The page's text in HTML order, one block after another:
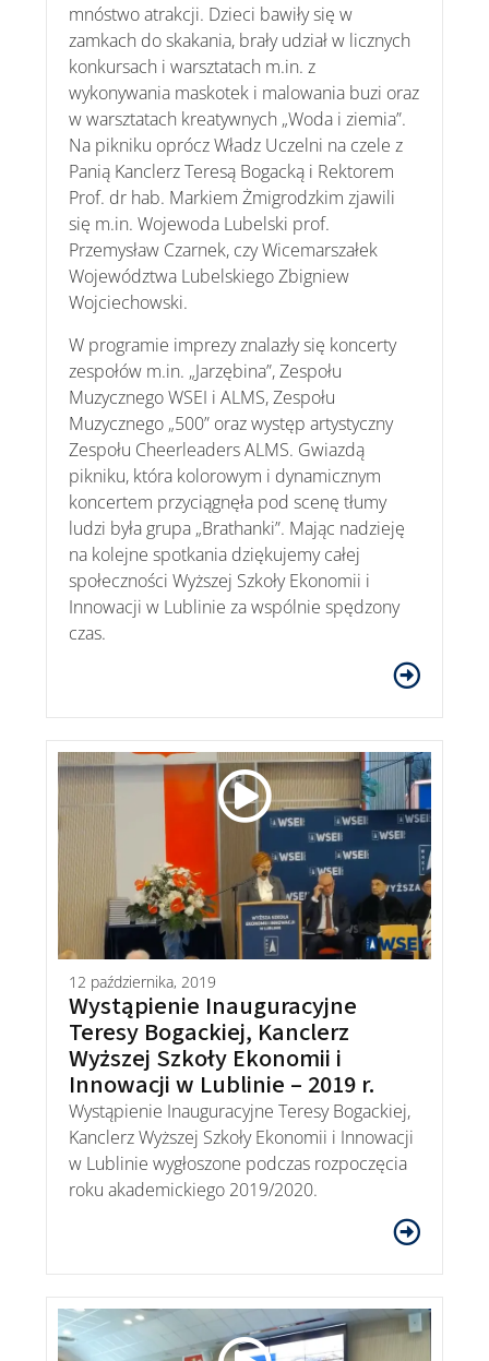
mnóstwo atrakcji. Dzieci bawiły się w
zamkach do skakania, brały udział w licznych
konkursach i warsztatach m.in. z
wykonywania maskotek i malowania buzi oraz
w warsztatach kreatywnych „Woda i ziemia”.
Na pikniku oprócz Władz Uczelni na czele z
Panią Kanclerz Teresą Bogacką i Rektorem
Prof. dr hab. Markiem Żmigrodzkim zjawili
się m.in. Wojewoda Lubelski prof.
Przemysław Czarnek, czy Wicemarszałek
Województwa Lubelskiego Zbigniew
Wojciechowski.
W programie imprezy znalazły się koncerty
zespołów m.in. „Jarzębina”, Zespołu
Muzycznego WSEI i ALMS, Zespołu
Muzycznego „500” oraz występ artystyczny
Zespołu Cheerleaders ALMS. Gwiazdą
pikniku, która kolorowym i dynamicznym
koncertem przyciągnęła pod scenę tłumy
ludzi była grupa „Brathanki”. Mając nadzieję
na kolejne spotkania dziękujemy całej
społeczności Wyższej Szkoły Ekonomii i
Innowacji w Lublinie za wspólnie spędzony
czas.
12 października, 2019
Wystąpienie Inauguracyjne
Teresy Bogackiej, Kanclerz
Wyższej Szkoły Ekonomii i
Innowacji w Lublinie – 2019 r.
Wystąpienie Inauguracyjne Teresy Bogackiej,
Kanclerz Wyższej Szkoły Ekonomii i Innowacji
w Lublinie wygłoszone podczas rozpoczęcia
roku akademickiego 2019/2020.